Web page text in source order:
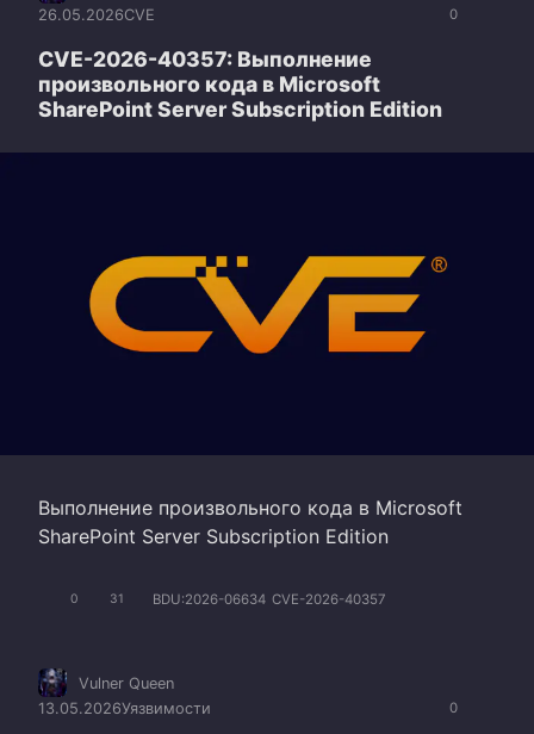
0
26.05.2026CVE
CVE-2026-40357: Выполнение
произвольного кода в Microsoft
SharePoint Server Subscription Edition
Выполнение произвольного кода в Microsoft
SharePoint Server Subscription Edition
0 31 BDU:2026-06634 CVE-2026-40357
0
Vulner Queen
13.05.2026Уязвимости